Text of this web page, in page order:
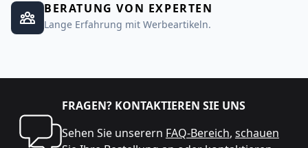
BERATUNG VON EXPERTEN
Lange Erfahrung mit Werbeartikeln.
FRAGEN? KONTAKTIEREN SIE UNS
Sehen Sie unserern FAQ-Bereich, schauen